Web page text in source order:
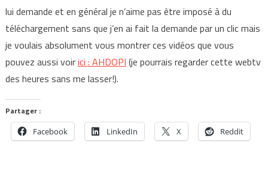
lui demande et en général je n’aime pas être imposé à du
téléchargement sans que j’en ai fait la demande par un clic mais
je voulais absolument vous montrer ces vidéos que vous
pouvez aussi voirici : AHDOPI (je pourrais regarder cette webtv
des heures sans me lasser!).
Partager :
Facebook LinkedIn X Reddit